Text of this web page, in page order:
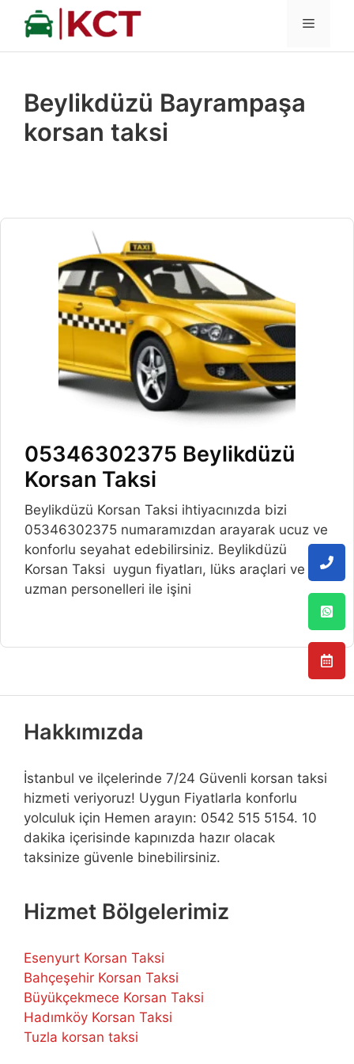
İçeriğe
MENÜ
Beylikdüzü Bayrampaşa
korsan taksi
05346302375 Beylikdüzü
Korsan Taksi
Beylikdüzü Korsan Taksi ihtiyacınızda bizi
05346302375 numaramızdan arayarak ucuz ve
konforlu seyahat edebilirsiniz. Beylikdüzü
Korsan Taksi uygun fiyatları, lüks araçlari ve
uzman personelleri ile işini
Hakkımızda
İstanbul ve ilçelerinde 7/24 Güvenli korsan taksi
hizmeti veriyoruz! Uygun Fiyatlarla konforlu
yolculuk için Hemen arayın: 0542 515 5154. 10
dakika içerisinde kapınızda hazır olacak
taksinize güvenle binebilirsiniz.
Hizmet Bölgelerimiz
Esenyurt Korsan Taksi
Bahçeşehir Korsan Taksi
Büyükçekmece Korsan Taksi
Hadımköy Korsan Taksi
Tuzla korsan taksi